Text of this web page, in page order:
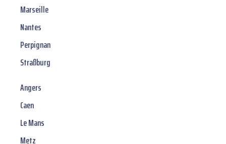
Marseille
Nantes
Perpignan
Straßburg
Angers
Caen
Le Mans
Metz